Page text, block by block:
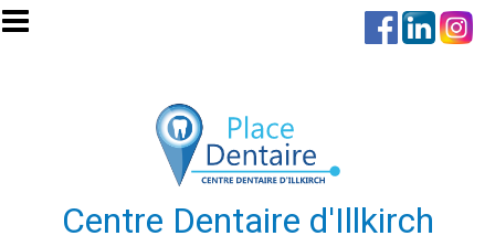
Aller au contenu principal
Centre Dentaire d'Illkirch